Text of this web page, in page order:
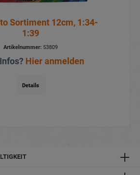
Sortiment 12cm, 1:34-
1:39
Artikelnummer:53809
Hier anmelden
Details